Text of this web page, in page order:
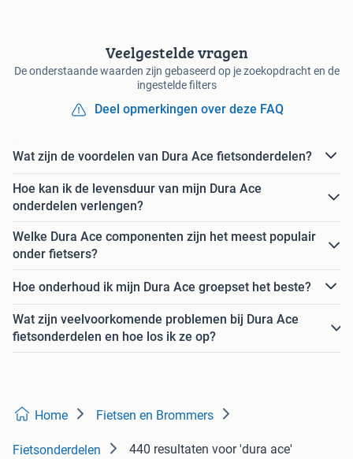
Veelgestelde vragen
De onderstaande waarden zijn gebaseerd op je zoekopdracht en de
ingestelde filters
Deel opmerkingen over deze FAQ
Wat zijn de voordelen van Dura Ace fietsonderdelen?
Hoe kan ik de levensduur van mijn Dura Ace
onderdelen verlengen?
Welke Dura Ace componenten zijn het meest populair
onder fietsers?
Hoe onderhoud ik mijn Dura Ace groepset het beste?
Wat zijn veelvoorkomende problemen bij Dura Ace
fietsonderdelen en hoe los ik ze op?
Home Fietsen en Brommers
Fietsonderdelen 440 resultaten voor 'dura ace'